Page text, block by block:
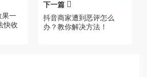
果一
快收
下一篇
抖音商家遭到恶评怎么
办？教你解决方法！